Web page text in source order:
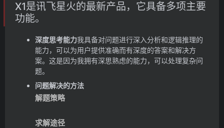
X1是讯飞星火的最新产品，它具备多项主要
功能。
深度思考能力我具备对问题进行深入分析和逻辑推理的
能力，可以为用户提供准确而有深度的答案和解决方
案。这是因为我拥有深思熟虑的能力，可以处理复杂问
题。
问题解决的方法
解题策略
求解途径